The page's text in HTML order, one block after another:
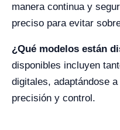
manera continua y
preciso para evitar
¿Qué modelos están
disponibles incluyen
digitales, adaptándose
precisión y control.